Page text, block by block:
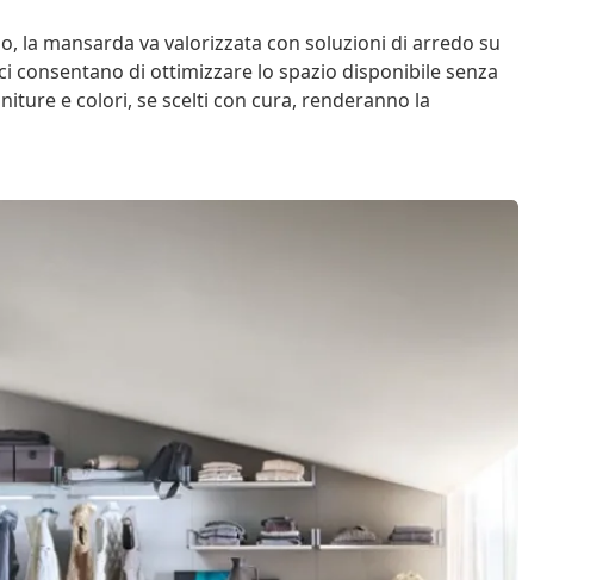
la mansarda va valorizzata con soluzioni di arredo su
consentano di ottimizzare lo spazio disponibile senza
e colori, se scelti con cura, renderanno la